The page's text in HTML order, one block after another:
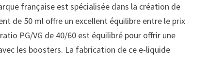
française est spécialisée dans la création de
de 50 ml offre un excellent équilibre entre le prix
PG/VG de 40/60 est équilibré pour offrir une
les boosters. La fabrication de ce e-liquide